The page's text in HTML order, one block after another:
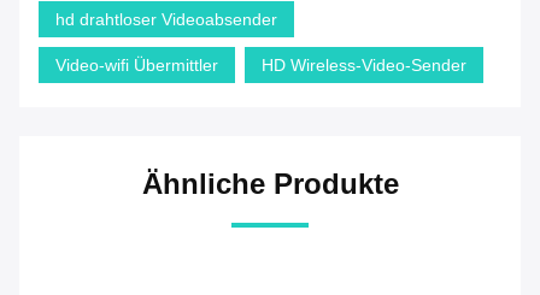
hd drahtloser Videoabsender
Video-wifi Übermittler HD Wireless-Video-Sender
Ähnliche Produkte